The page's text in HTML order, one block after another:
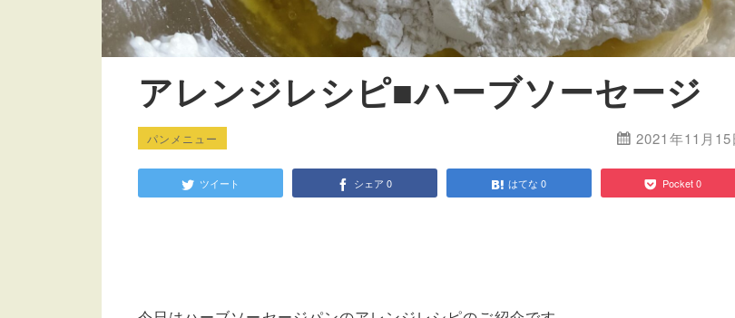
アレンジレシピ■ハーブソーセージ
パンメニュー 2021年11月15
ツイート シェア 0 はてな 0 Pocket 0